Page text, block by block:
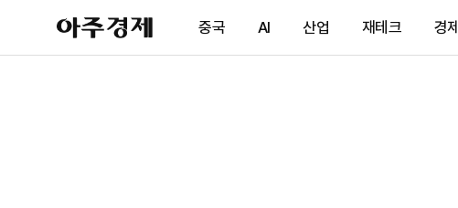
아
주
제
중국 AI 산업 재테크 경제